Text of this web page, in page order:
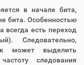
в начале бита,
бита. Особенностью
всегда есть переход
Следовательно,
может выделить
следования